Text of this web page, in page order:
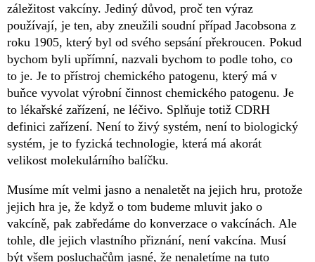
záležitost vakcíny. Jediný důvod, proč ten výraz
používají, je ten, aby zneužili soudní případ Jacobsona z
roku 1905, který byl od svého sepsání překroucen. Pokud
bychom byli upřímní, nazvali bychom to podle toho, co
to je. Je to přístroj chemického patogenu, který má v
buňce vyvolat výrobní činnost chemického patogenu. Je
to lékařské zařízení, ne léčivo. Splňuje totiž CDRH
definici zařízení. Není to živý systém, není to biologický
systém, je to fyzická technologie, která má akorát
velikost molekulárního balíčku.
Musíme mít velmi jasno a nenaletět na jejich hru, protože
jejich hra je, že když o tom budeme mluvit jako o
vakcíně, pak zabředáme do konverzace o vakcínách. Ale
tohle, dle jejich vlastního přiznání, není vakcína. Musí
být všem posluchačům jasné, že nenaletíme na tuto